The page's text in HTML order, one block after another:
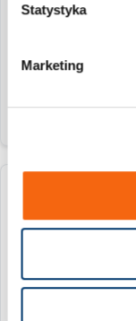
Statystyka
Marketing